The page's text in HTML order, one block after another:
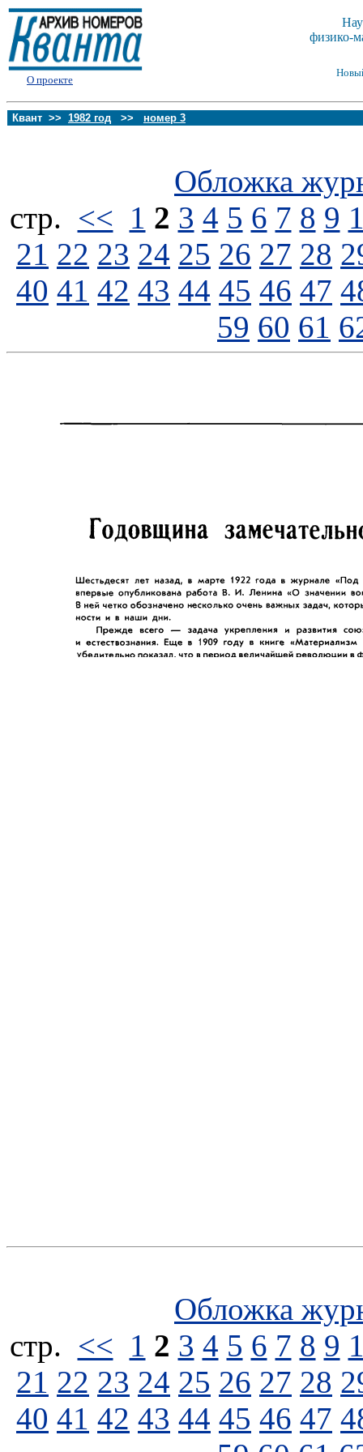
О проекте
физико-
Квант >> 1982 год >> номер 3
Обложка
стp. << 1 2 3 4 5 6 7 8 9
21 22 23 24 25 26 27 28
40 41 42 43 44 45 46 47
59 60 61
Обложка
стp. << 1 2 3 4 5 6 7 8 9
21 22 23 24 25 26 27 28
40 41 42 43 44 45 46 47